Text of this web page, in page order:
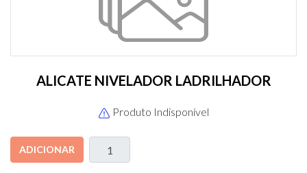
ALICATE NIVELADOR LADRILHADOR
Produto Indisponível
ADICIONAR